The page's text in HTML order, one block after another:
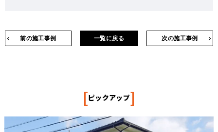
前の施工事例 次の施工事例
一覧に戻る
[ピックアップ]